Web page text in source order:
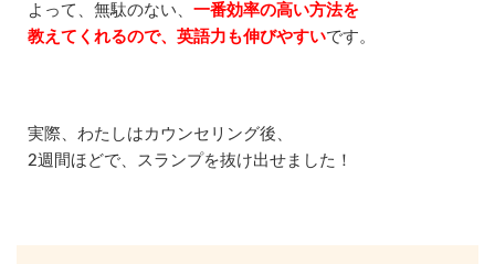
よって、無駄のない、 一番効率の高い方法を
教えてくれるので、英語力も伸びやすいです。
実際、わたしはカウンセリング後、
2週間ほどで、スランプを抜け出せました！